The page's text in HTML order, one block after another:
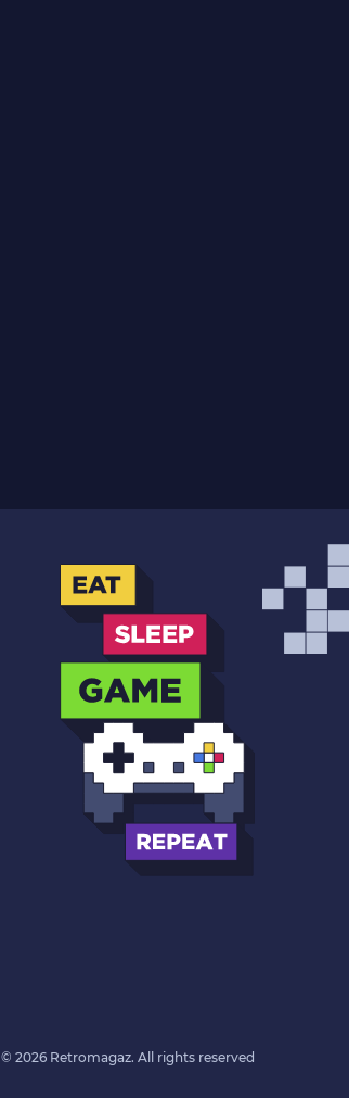
© 2026 Retromagaz. All rights reserved